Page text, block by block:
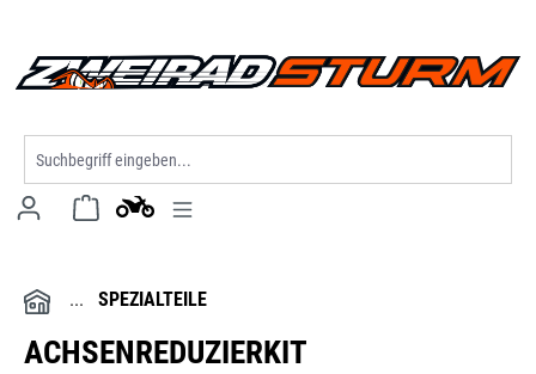
SPEZIALTEILE
ACHSENREDUZIERKIT